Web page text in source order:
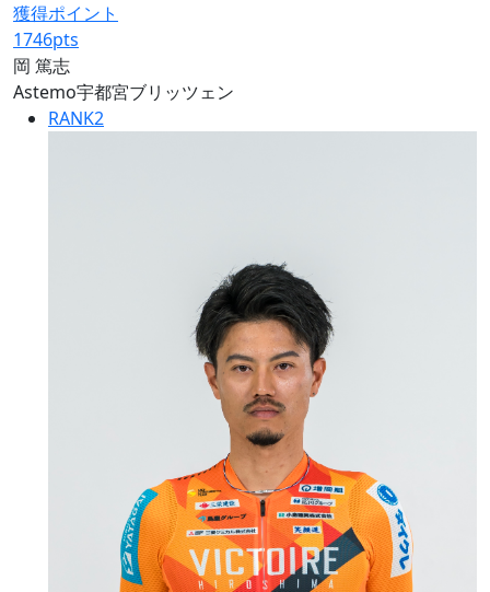
獲得ポイント
1746pts
岡 篤志
Astemo宇都宮ブリッツェン
RANK2